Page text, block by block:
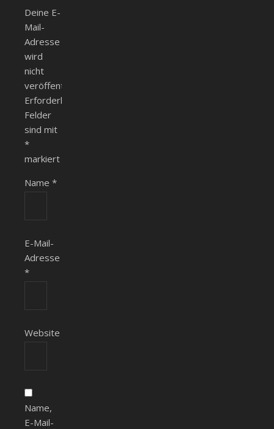
Deine E-
Mail-
Adresse
wird
nicht
veröffentlicht.
Erforderliche
Felder
sind mit
*
markiert
Name *
E-Mail-
Adresse
*
Website
Name,
E-Mail-